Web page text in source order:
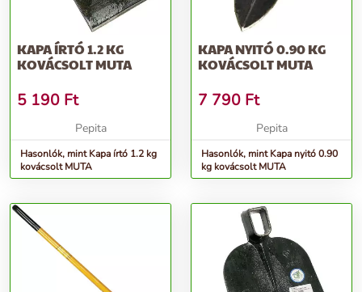
KAPA ÍRTÓ 1.2 KG
KOVÁCSOLT MUTA
5 190 Ft
Pepita
Hasonlók, mint Kapa írtó 1.2 kg
kovácsolt MUTA
KAPA NYITÓ 0.90 KG
KOVÁCSOLT MUTA
7 790 Ft
Pepita
Hasonlók, mint Kapa nyitó 0.90
kg kovácsolt MUTA